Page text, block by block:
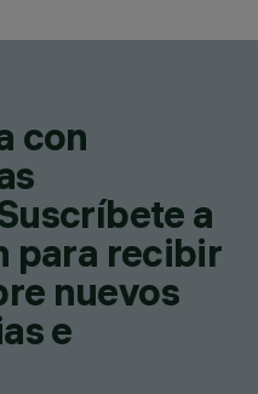
con
a
para recibir
nuevos
e